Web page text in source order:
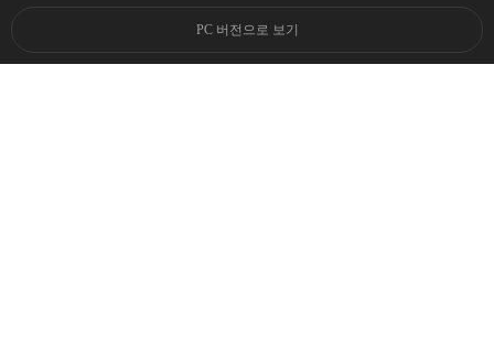
PC 버전으로 보기